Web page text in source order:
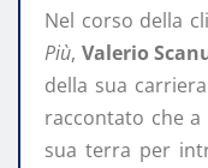
Nel corso della
Più, Valerio
della sua
raccontato che
sua terra per